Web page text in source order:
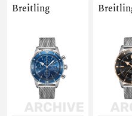
Breitling